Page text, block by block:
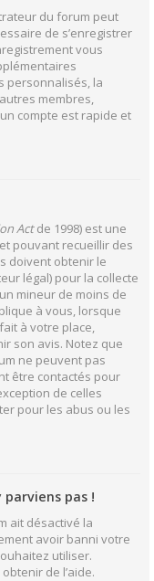
du forum peut
de s’enregistrer
vous
personnalisés, la
membres,
compte est rapide et
Actde 1998) est une
pouvant recueillir des
doivent obtenir le
légal) pour la collecte
mineur de moins de
à vous, lorsque
à votre place,
son avis. Notez que
ne peuvent pas
être contactés pour
de celles
pour les abus ou les
parviens pas !
ait désactivé la
avoir banni votre
utiliser.
de l’aide.